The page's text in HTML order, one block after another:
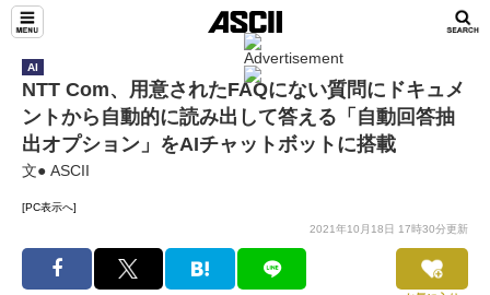
AI
NTT Com、用意されたFAQにない質問にドキュメ
ントから自動的に読み出して答える「自動回答抽
出オプション」をAIチャットボットに搭載
文● ASCII
[PC表示へ]
2021年10月18日 17時30分更新